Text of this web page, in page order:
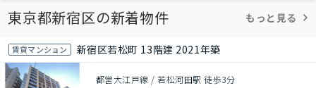
東京都新宿区の新着物件 もっと見る
賃貸マンション 新宿区若松町 13階建 2021年築
都営大江戸線 / 若松河田駅 徒歩3分